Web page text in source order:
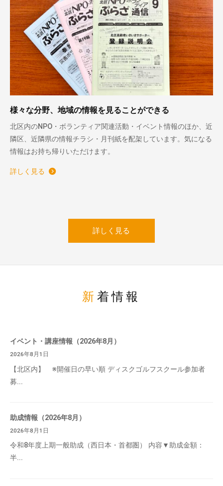
様々な分野、地域の情報を見ることができる
北区内のNPO・ボランティア関連活動・イベント情報のほか、近
隣区、近隣県の情報チラシ・月刊紙を配架しています。気になる
情報はお持ち帰りいただけます。
詳しく見る
詳しく見る
新着情報
イベント・講座情報（2026年8月）
2026年8月1日
【北区内】 ※開催日の早い順 ディスクゴルフスクール参加者
募...
助成情報（2026年8月）
2026年8月1日
令和8年度上期一般助成（西日本・首都圏） 内容▼助成金額：
半...